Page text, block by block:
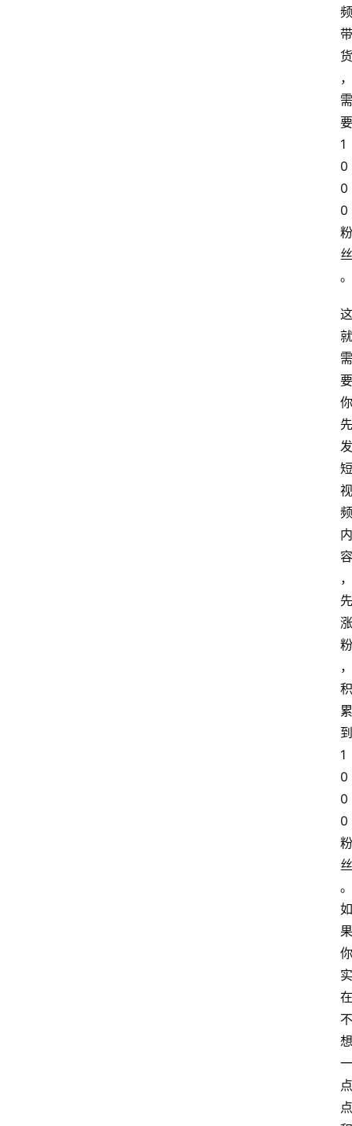
频
带
货
，
需
要
1
0
0
0
粉
丝
。
这
就
需
要
你
先
发
短
视
频
内
容
，
先
涨
粉
，
积
累
到
1
0
0
0
粉
丝
。
如
果
你
实
在
不
想
一
点
点